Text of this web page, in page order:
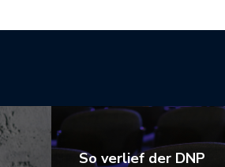
So verlief der DNP